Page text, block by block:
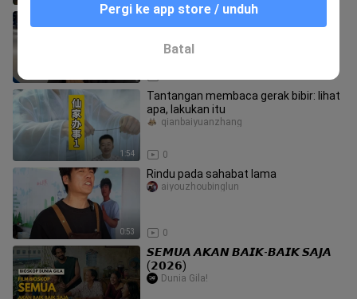
Tingkat kekuatan nasional menurun
100 kali lipat
erzhuchibaole
1:54
Tantangan membaca gerak bibir: lihat
apa, lakukan itu
0
qianbaiyuanzhang
0:53
Rindu pada sahabat lama
0
aiyouzhoubinglun
𝙎𝙀𝙈𝙐𝘼 𝘼𝙆𝘼𝙉 𝘽𝘼𝙄𝙆-𝘽𝘼𝙄𝙆 𝙎𝘼𝙅𝘼
(𝟮𝟬𝟮𝟲)
Dunia Gila!
Pergi ke app store / unduh
Batal